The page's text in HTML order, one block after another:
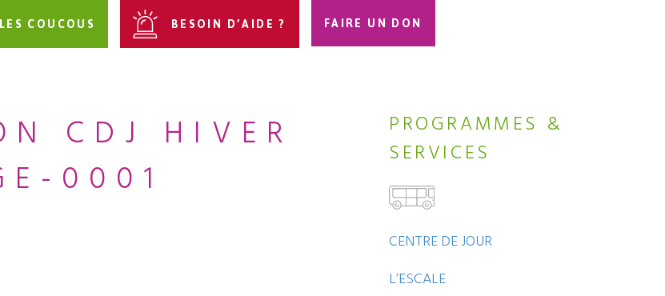
COUCOUS BESOIN D’AIDE ? FAIRE UN DON
CDJ HIVER
0001
PROGRAMMES &
SERVICES
CENTRE DE JOUR
L’ESCALE